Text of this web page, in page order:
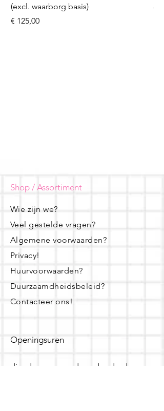
(excl. waarborg basis)
Prijs
€ 125,00
Prijs
€
Shop / Assortiment
Wie zijn we?
Veel gestelde vragen?
Algemene voorwaarden?
Privacy!
Huurvoorwaarden?
Duurzaamdheidsbeleid?
Contacteer ons!
Openingsuren
dinsdag - woensdag- donderdag: